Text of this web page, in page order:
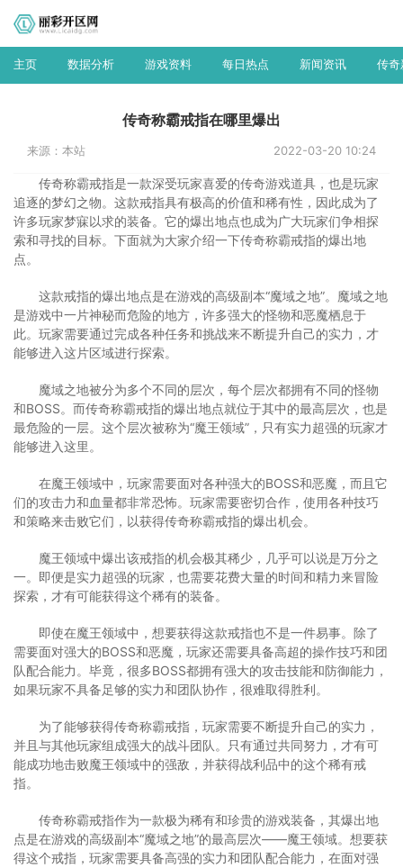
主页 数据分析 游戏资料 每日热点 新闻资讯 传奇
传奇称霸戒指在哪里爆出
来源：本站 2022-03-20 10:24
传奇称霸戒指是一款深受玩家喜爱的传奇游戏道具，也是玩家
追逐的梦幻之物。这款戒指具有极高的价值和稀有性，因此成为了
许多玩家梦寐以求的装备。它的爆出地点也成为广大玩家们争相探
索和寻找的目标。下面就为大家介绍一下传奇称霸戒指的爆出地
点。
这款戒指的爆出地点是在游戏的高级副本“魔域之地”。魔域之地
是游戏中一片神秘而危险的地方，许多强大的怪物和恶魔栖息于
此。玩家需要通过完成各种任务和挑战来不断提升自己的实力，才
能够进入这片区域进行探索。
魔域之地被分为多个不同的层次，每个层次都拥有不同的怪物
和BOSS。而传奇称霸戒指的爆出地点就位于其中的最高层次，也是
最危险的一层。这个层次被称为“魔王领域”，只有实力超强的玩家才
能够进入这里。
在魔王领域中，玩家需要面对各种强大的BOSS和恶魔，而且它
们的攻击力和血量都非常恐怖。玩家需要密切合作，使用各种技巧
和策略来击败它们，以获得传奇称霸戒指的爆出机会。
魔王领域中爆出该戒指的机会极其稀少，几乎可以说是万分之
一。即便是实力超强的玩家，也需要花费大量的时间和精力来冒险
探索，才有可能获得这个稀有的装备。
即使在魔王领域中，想要获得这款戒指也不是一件易事。除了
需要面对强大的BOSS和恶魔，玩家还需要具备高超的操作技巧和团
队配合能力。毕竟，很多BOSS都拥有强大的攻击技能和防御能力，
如果玩家不具备足够的实力和团队协作，很难取得胜利。
为了能够获得传奇称霸戒指，玩家需要不断提升自己的实力，
并且与其他玩家组成强大的战斗团队。只有通过共同努力，才有可
能成功地击败魔王领域中的强敌，并获得战利品中的这个稀有戒
指。
传奇称霸戒指作为一款极为稀有和珍贵的游戏装备，其爆出地
点是在游戏的高级副本“魔域之地”的最高层次——魔王领域。想要获
得这个戒指，玩家需要具备高强的实力和团队配合能力，在面对强